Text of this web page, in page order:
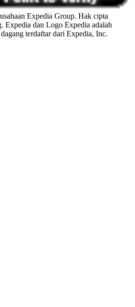
Expedia Group. Hak cipta
Expedia dan Logo Expedia adalah
terdaftar dari Expedia, Inc.